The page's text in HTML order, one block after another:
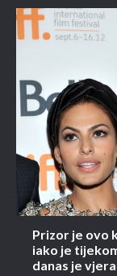
Prizor je ovo
iako je
danas je